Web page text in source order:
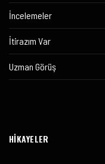
İncelemeler
İtirazım Var
Uzman Görüş
HİKAYELER